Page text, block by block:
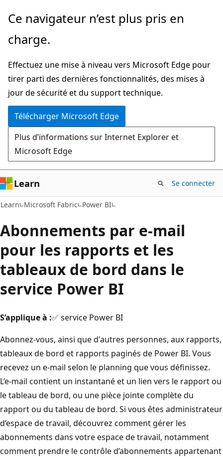
Passer
directement
au
principal
Ce navigateur n’est plus pris en
charge.
Effectuez une mise à niveau vers Microsoft Edge pour
tirer parti des dernières fonctionnalités, des mises à
jour de sécurité et du support technique.
Télécharger Microsoft Edge
Plus d’informations sur Internet Explorer et
Microsoft Edge
Learn Se connecter
Learn Microsoft Fabric Power BI
Abonnements par e-mail
pour les rapports et les
tableaux de bord dans le
service Power BI
S’applique à :✅ service Power BI
Abonnez-vous, ainsi que d'autres personnes, aux rapports,
tableaux de bord et rapports paginés de Power BI. Vous
recevez un e-mail selon le planning que vous définissez.
L’e-mail contient un instantané et un lien vers le rapport ou
le tableau de bord, ou une pièce jointe complète du
rapport ou du tableau de bord. Si vous êtes administrateur
d’espace de travail, découvrez comment gérer les
abonnements dans votre espace de travail, notamment
comment prendre le contrôle d’abonnements appartenant